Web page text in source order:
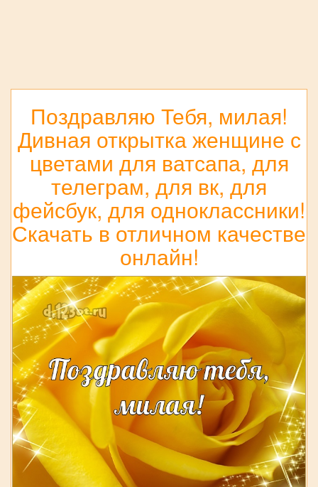
Поздравляю Тебя, милая!
Дивная открытка женщине с
цветами для ватсапа, для
телеграм, для вк, для
фейсбук, для одноклассники!
Скачать в отличном качестве
онлайн!